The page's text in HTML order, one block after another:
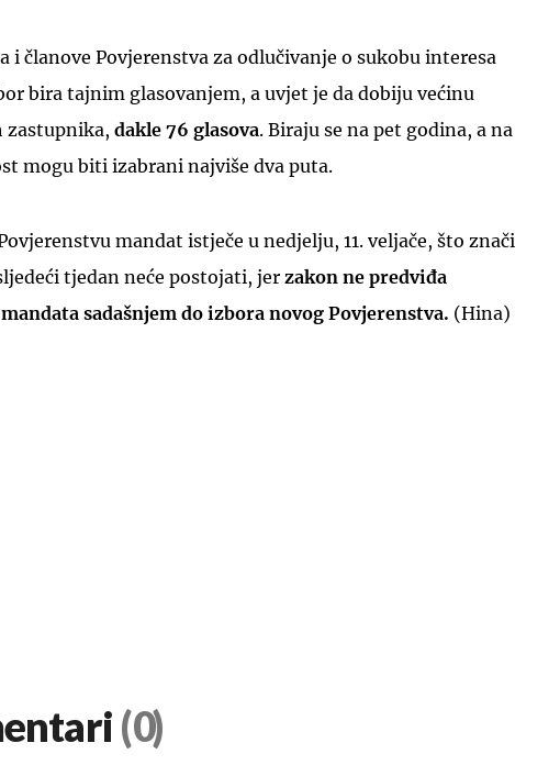
i članove Povjerenstva za odlučivanje o sukobu interesa
bira tajnim glasovanjem, a uvjet je da dobiju većinu
zastupnika, dakle 76 glasova. Biraju se na pet godina, a na
mogu biti izabrani najviše dva puta.
mandat istječe u nedjelju, 11. veljače, što znači
tjedan neće postojati, jer zakon ne predviđa
sadašnjem do izbora novog Povjerenstva. (Hina)
(0)